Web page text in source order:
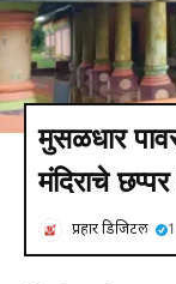
मुसळधार
मंदिराचे
प्रहार डिजिटल